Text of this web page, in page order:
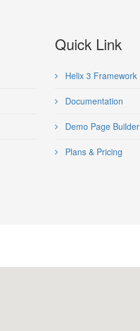
Quick Link
Helix 3 Framework
Documentation
Demo Page Builder
Plans & Pricing